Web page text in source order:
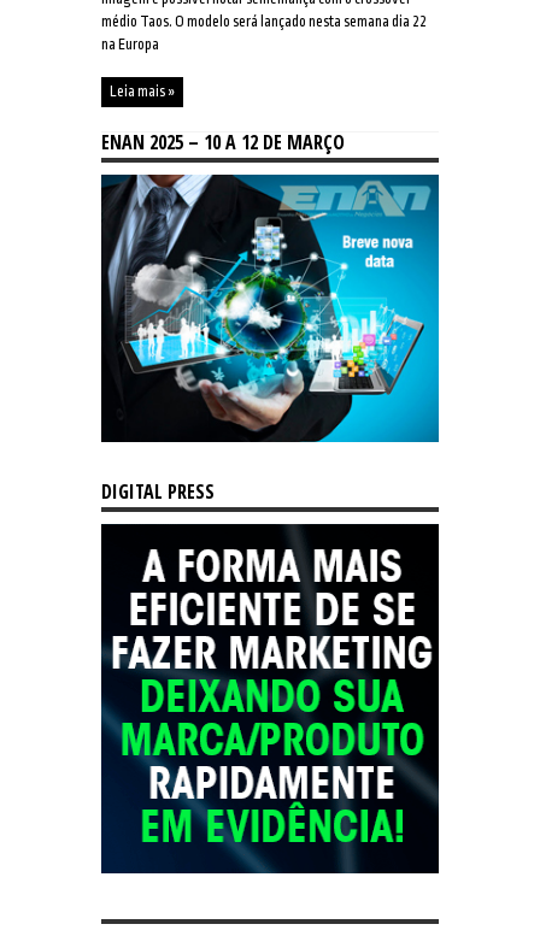
médio Taos. O modelo será lançado nesta semana dia 22
na Europa
Leia mais »
ENAN 2025 – 10 A 12 DE MARÇO
DIGITAL PRESS